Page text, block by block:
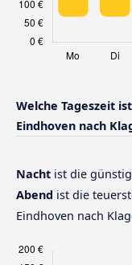
Welche Tageszeit
Eindhoven nach
Nacht ist die
Abend ist die
Eindhoven nach